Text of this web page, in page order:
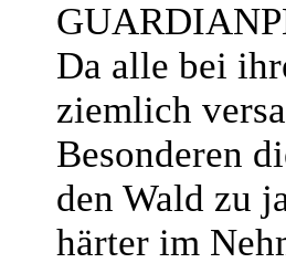
Da alle bei
ziemlich
Besonderen
den Wald zu
härter im